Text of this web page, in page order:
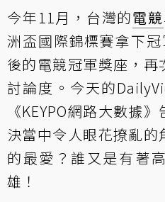
今年11月，台灣的電競
洲盃國際錦標賽拿下
後的電競冠軍獎座，
討論度。今天的
《KEYPO網路大數據
決當中令人眼花撩亂
的最愛？誰又是有著
雄！